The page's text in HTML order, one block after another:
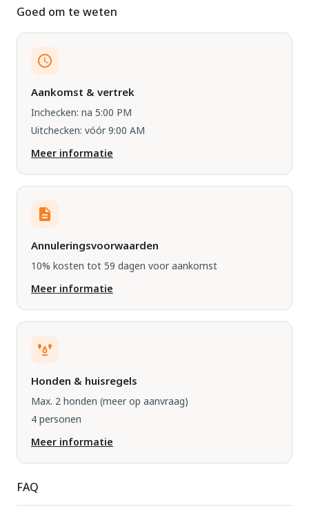
Goed om te weten
Aankomst & vertrek
Inchecken: na 5:00 PM
Uitchecken: vóór 9:00 AM
Meer informatie
Annuleringsvoorwaarden
10% kosten tot 59 dagen voor aankomst
Meer informatie
Honden & huisregels
Max. 2 honden (meer op aanvraag)
4 personen
Meer informatie
FAQ